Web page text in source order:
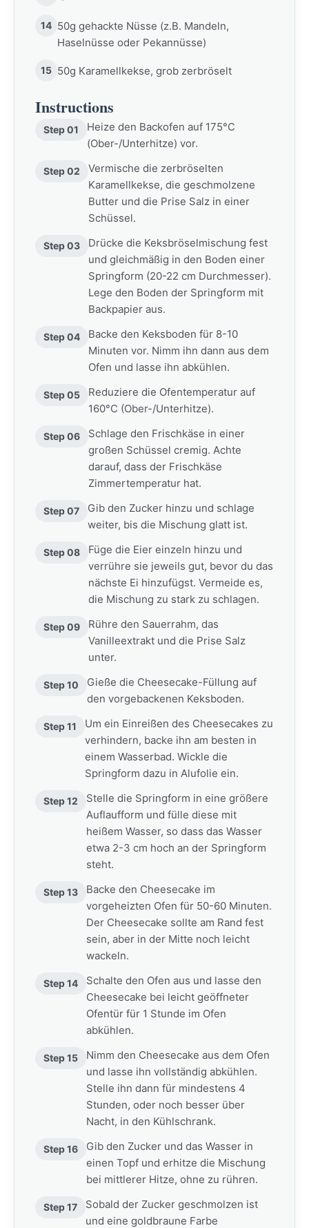
14 50g gehackte Nüsse (z.B. Mandeln,
Haselnüsse oder Pekannüsse)
15 50g Karamellkekse, grob zerbröselt
Instructions
Step 01
Heize den Backofen auf 175°C
(Ober-/Unterhitze) vor.
Step 02
Vermische die zerbröselten
Karamellkekse, die geschmolzene
Butter und die Prise Salz in einer
Schüssel.
Step 03
Drücke die Keksbröselmischung fest
und gleichmäßig in den Boden einer
Springform (20-22 cm Durchmesser).
Lege den Boden der Springform mit
Backpapier aus.
Step 04
Backe den Keksboden für 8-10
Minuten vor. Nimm ihn dann aus dem
Ofen und lasse ihn abkühlen.
Step 05
Reduziere die Ofentemperatur auf
160°C (Ober-/Unterhitze).
Step 06
Schlage den Frischkäse in einer
großen Schüssel cremig. Achte
darauf, dass der Frischkäse
Zimmertemperatur hat.
Step 07
Gib den Zucker hinzu und schlage
weiter, bis die Mischung glatt ist.
Step 08
Füge die Eier einzeln hinzu und
verrühre sie jeweils gut, bevor du das
nächste Ei hinzufügst. Vermeide es,
die Mischung zu stark zu schlagen.
Step 09
Rühre den Sauerrahm, das
Vanilleextrakt und die Prise Salz
unter.
Step 10
Gieße die Cheesecake-Füllung auf
den vorgebackenen Keksboden.
Step 11
Um ein Einreißen des Cheesecakes zu
verhindern, backe ihn am besten in
einem Wasserbad. Wickle die
Springform dazu in Alufolie ein.
Step 12
Stelle die Springform in eine größere
Auflaufform und fülle diese mit
heißem Wasser, so dass das Wasser
etwa 2-3 cm hoch an der Springform
steht.
Step 13
Backe den Cheesecake im
vorgeheizten Ofen für 50-60 Minuten.
Der Cheesecake sollte am Rand fest
sein, aber in der Mitte noch leicht
wackeln.
Step 14
Schalte den Ofen aus und lasse den
Cheesecake bei leicht geöffneter
Ofentür für 1 Stunde im Ofen
abkühlen.
Step 15
Nimm den Cheesecake aus dem Ofen
und lasse ihn vollständig abkühlen.
Stelle ihn dann für mindestens 4
Stunden, oder noch besser über
Nacht, in den Kühlschrank.
Step 16
Gib den Zucker und das Wasser in
einen Topf und erhitze die Mischung
bei mittlerer Hitze, ohne zu rühren.
Step 17
Sobald der Zucker geschmolzen ist
und eine goldbraune Farbe